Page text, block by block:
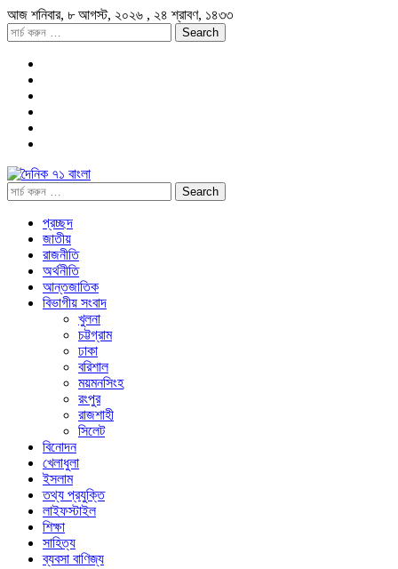
আজ শনিবার, ৮ আগস্ট, ২০২৬ , ২৪ শ্রাবণ, ১৪৩৩
প্রচ্ছদ
জাতীয়
রাজনীতি
অর্থনীতি
আন্তজাতিক
বিভাগীয় সংবাদ
খুলনা
চট্টগ্রাম
ঢাকা
বরিশাল
ময়মনসিংহ
রংপুর
রাজশাহী
সিলেট
বিনোদন
খেলাধুলা
ইসলাম
তথ্য প্রযুক্তি
লাইফস্টাইল
শিক্ষা
সাহিত্য
ব্যবসা বাণিজ্য